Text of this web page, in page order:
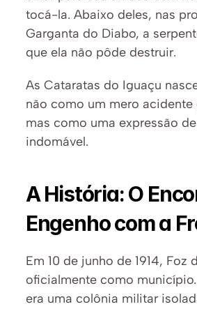
tocá-la. Abaixo deles, nas
Garganta do Diabo, a
que ela não pôde destruir.
As Cataratas do Iguaçu
não como um mero acidente
mas como uma expressão
indomável.
A História: O
Engenho com a
Em 10 de junho de 1914, Foz
oficialmente como
era uma colônia militar